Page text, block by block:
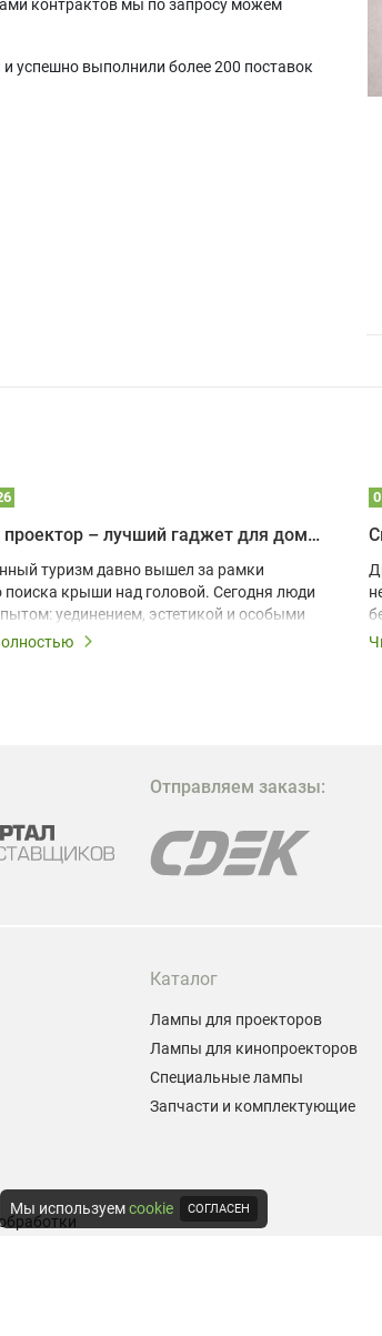
контрактов мы по запросу можем
успешно выполнили более 200 поставок
Почему проектор – лучший гаджет для домика в глэмпинге
туризм давно вышел за рамки
поиска крыши над головой. Сегодня люди
уединением, эстетикой и особыми
Владельцы A-frame домов,
и бюджетных способов стать
Отправляем заказы:
Каталог
Лампы для проекторов
Лампы для кинопроекторов
Специальные лампы
Запчасти и комплектующие
Мы используемcookie СОГЛАСЕН